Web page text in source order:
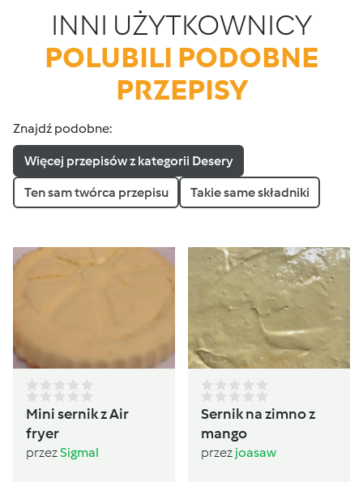
INNI UŻYTKOWNICY
POLUBILI PODOBNE
PRZEPISY
Znajdź podobne:
Więcej przepisów z kategorii Desery
Ten sam twórca przepisu Takie same składniki
Mini sernik z Air
fryer
przezSigmal
Sernik na zimno z
mango
przez joasaw